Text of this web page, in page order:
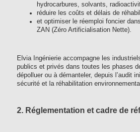
hydrocarbures, solvants,
réduire les coûts et délais de
et optimiser le réemploi foncier
ZAN (Zéro Artificialisation Nette).
Elvia Ingénierie accompagne les
publics et privés dans toutes les phases
dépolluer ou à démanteler, depuis l’audit
sécurité et la réhabilitation
2. Réglementation et cadre de